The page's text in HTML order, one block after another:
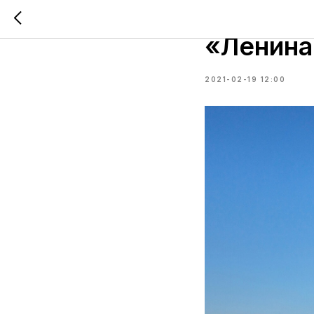
2021-02-19 12:00